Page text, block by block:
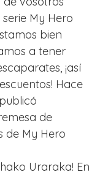
My Hero
bien
a tener
¡así
Hace
de
de My Hero
Uraraka! En